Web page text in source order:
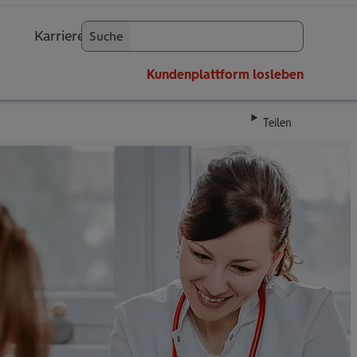
Karriere Suche
Kundenplattform losleben
Teilen